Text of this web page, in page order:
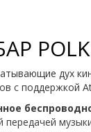
POLK
дух
с поддержкой
передачей